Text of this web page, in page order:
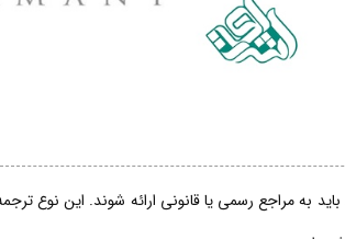
به مراجع رسمی یا قانونی ارائه شوند. این نوع